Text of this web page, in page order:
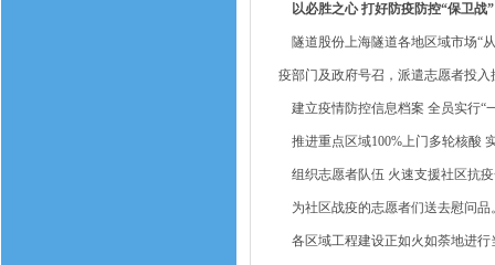
以必胜之心 打好防疫防控“保卫战”
隧道股份上海隧道各地区域市场“
疫部门及政府号召，派遣志愿者投入
建立疫情防控信息档案 全员实行“
推进重点区域100%上门多轮核酸
组织志愿者队伍 火速支援社区抗
为社区战疫的志愿者们送去慰问品
各区域工程建设正如火如荼地进行